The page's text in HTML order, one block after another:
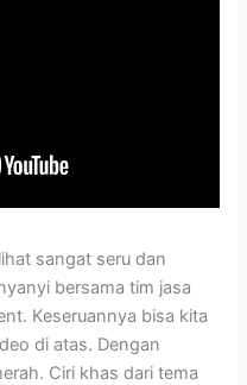
sangat seru dan
bersama tim jasa
Keseruannya bisa kita
di atas. Dengan
Ciri khas dari tema